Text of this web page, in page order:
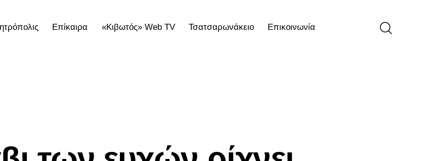
Επίκαιρα «Κιβωτός» Web TV Τσατσαρωνάκειο Επικοινωνία